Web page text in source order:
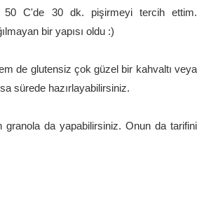
50 C'de 30 dk. pişirmeyi tercih ettim.
bir yapısı oldu :)
de glutensiz çok güzel bir kahvaltı veya
sürede hazırlayabilirsiniz.
granola da yapabilirsiniz. Onun da tarifini